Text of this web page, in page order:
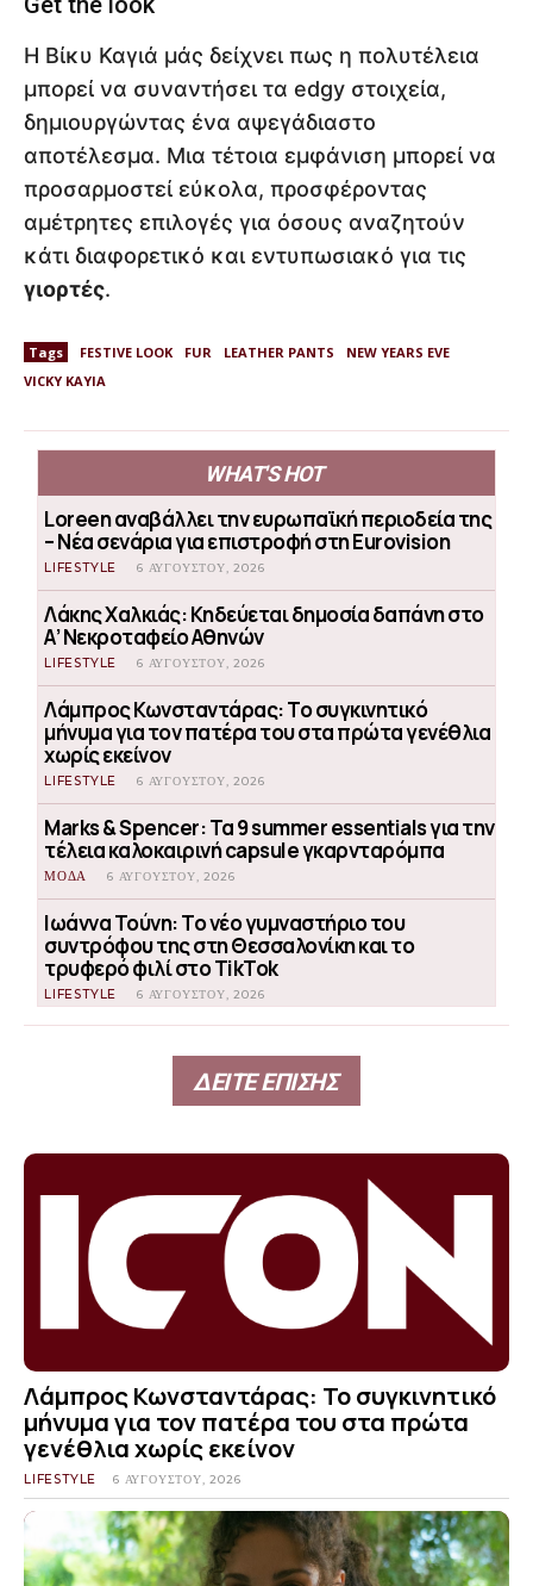
Η Βίκυ Καγιά μάς δείχνει πως η πολυτέλεια
μπορεί να συναντήσει τα edgy στοιχεία,
δημιουργώντας ένα αψεγάδιαστο
αποτέλεσμα. Μια τέτοια εμφάνιση μπορεί να
προσαρμοστεί εύκολα, προσφέροντας
αμέτρητες επιλογές για όσους αναζητούν
κάτι διαφορετικό και εντυπωσιακό για τις
γιορτές.
Tags FESTIVE LOOK FUR LEATHER PANTS
NEW YEARS EVE
VICKY KAYIA
WHAT'S HOT
Loreen αναβάλλει την ευρωπαϊκή περιοδεία της
– Νέα σενάρια για επιστροφή στη Eurovision
LIFESTYLE 6 ΑΥΓΟΎΣΤΟΥ, 2026
Λάκης Χαλκιάς: Κηδεύεται δημοσία δαπάνη στο
Α’ Νεκροταφείο Αθηνών
LIFESTYLE 6 ΑΥΓΟΎΣΤΟΥ, 2026
Λάμπρος Κωνσταντάρας: Το συγκινητικό
μήνυμα για τον πατέρα του στα πρώτα γενέθλια
χωρίς εκείνον
LIFESTYLE 6 ΑΥΓΟΎΣΤΟΥ, 2026
Marks & Spencer: Τα 9 summer essentials για την
τέλεια καλοκαιρινή capsule γκαρνταρόμπα
ΜΟΔΑ 6 ΑΥΓΟΎΣΤΟΥ, 2026
Ιωάννα Τούνη: Το νέο γυμναστήριο του
συντρόφου της στη Θεσσαλονίκη και το
τρυφερό φιλί στο TikTok
LIFESTYLE 6 ΑΥΓΟΎΣΤΟΥ, 2026
ΔΕΙΤΕ ΕΠΙΣΗΣ
Λάμπρος Κωνσταντάρας: Το συγκινητικό
μήνυμα για τον πατέρα του στα πρώτα
γενέθλια χωρίς εκείνον
LIFESTYLE 6 ΑΥΓΟΎΣΤΟΥ, 2026